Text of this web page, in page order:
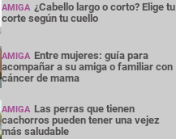
AMIGA ¿Cabello largo o corto? Elige tu
corte según tu cuello
AMIGA Entre mujeres: guía para
acompañar a su amiga o familiar con
cáncer de mama
AMIGA Las perras que tienen
cachorros pueden tener una vejez
más saludable